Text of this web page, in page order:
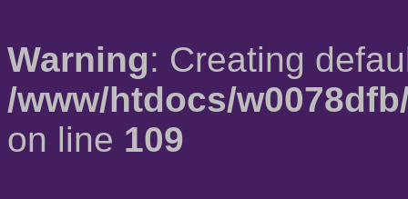
Warning: Creating
/www/htdocs/
on line 109